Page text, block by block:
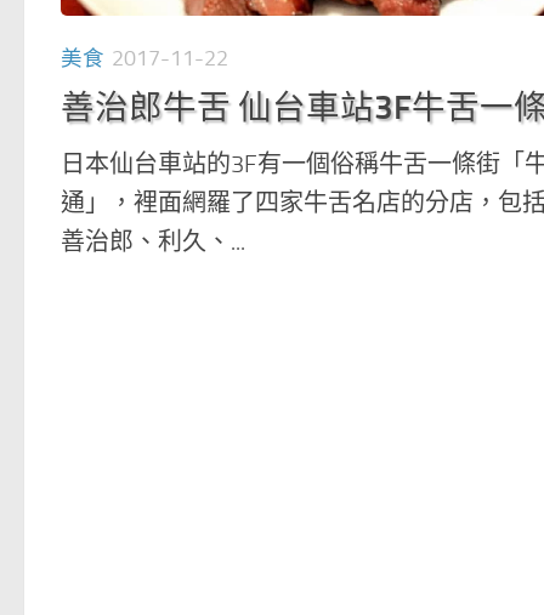
美食 2017-11-22
善治郎牛舌 仙台車站3F牛舌一
日本仙台車站的3F有一個俗稱牛舌一條街「
通」，裡面網羅了四家牛舌名店的分店，包
善治郎、利久、...